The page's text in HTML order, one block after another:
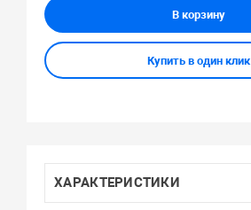
В корзину
Купить в один клик
ХАРАКТЕРИСТИКИ